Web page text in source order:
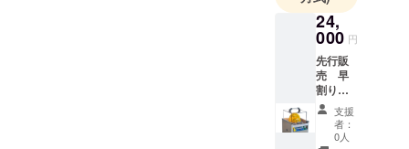
24,
000 円
先行販
売 早
割り
【20%
OFF】
専用カ
支援
者：
0人